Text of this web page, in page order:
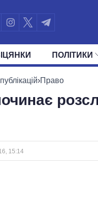
ПОЛIТИКИ
УСІ ПОЛІТИКИ ПРЕЗИДЕНТ І ОФІС
›Право
15:14